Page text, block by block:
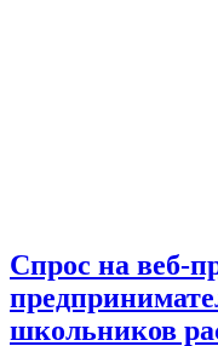
Спрос на веб-
школьников